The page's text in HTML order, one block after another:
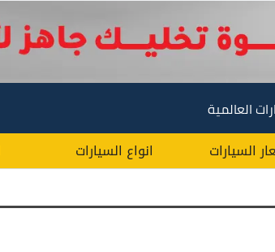
العالمية
السيارات انواع السيارات